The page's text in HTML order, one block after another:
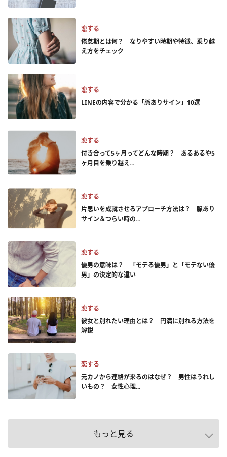
恋する
倦怠期とは何？ なりやすい時期や特徴、乗り越
え方をチェック
恋する
LINEの内容で分かる「脈ありサイン」10選
恋する
付き合って5ヶ月ってどんな時期？ あるあるや5
ヶ月目を乗り越え...
恋する
片思いを成就させるアプローチ方法は？ 脈あり
サイン＆つらい時の...
恋する
優男の意味は？ 「モテる優男」と「モテない優
男」の決定的な違い
恋する
彼女と別れたい理由とは？ 円満に別れる方法を
解説
恋する
元カノから連絡が来るのはなぜ？ 男性はうれし
いもの？ 女性心理...
もっと見る